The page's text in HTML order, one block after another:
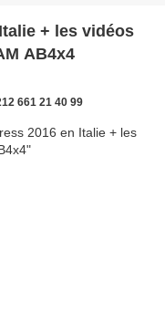
+ les vidéos
AB4x4
661 21 40 99